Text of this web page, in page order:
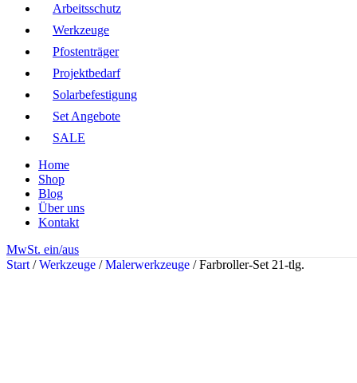
Arbeitsschutz
Werkzeuge
Pfostenträger
Projektbedarf
Solarbefestigung
Set Angebote
SALE
Home
Shop
Blog
Über uns
Kontakt
MwSt. ein/aus
Start / Werkzeuge / Malerwerkzeuge / Farbroller-Set 21-tlg.